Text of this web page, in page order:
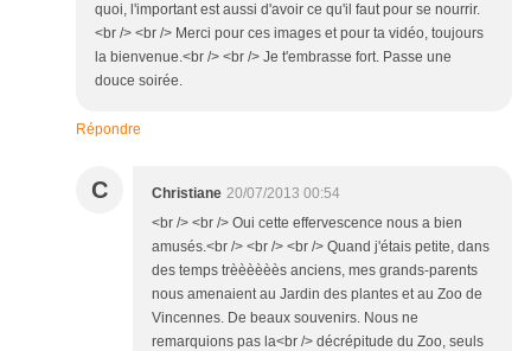
quoi, l'important est aussi d'avoir ce qu'il faut pour se nourrir.
<br /> <br /> Merci pour ces images et pour ta vidéo, toujours
la bienvenue.<br /> <br /> Je t'embrasse fort. Passe une
douce soirée.
Répondre
C Christiane 20/07/2013 00:54
<br /> <br /> Oui cette effervescence nous a bien
amusés.<br /> <br /> <br /> Quand j'étais petite, dans
des temps trèèèèèès anciens, mes grands-parents
nous amenaient au Jardin des plantes et au Zoo de
Vincennes. De beaux souvenirs. Nous ne
remarquions pas la<br /> décrépitude du Zoo, seuls